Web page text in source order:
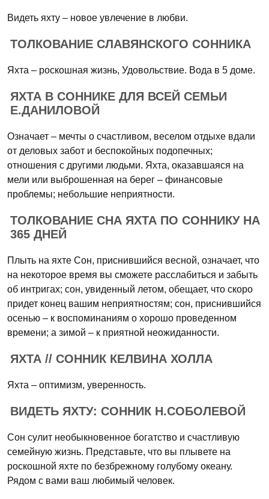
Видеть яхту – новое увлечение в любви.
ТОЛКОВАНИЕ СЛАВЯНСКОГО СОННИКА
Яхта – роскошная жизнь, Удовольствие. Вода в 5 доме.
ЯХТА В СОННИКЕ ДЛЯ ВСЕЙ СЕМЬИ
Е.ДАНИЛОВОЙ
Означает – мечты о счастливом, веселом отдыхе вдали
от деловых забот и беспокойных подопечных;
отношения с другими людьми. Яхта, оказавшаяся на
мели или выброшенная на берег – финансовые
проблемы; небольшие неприятности.
ТОЛКОВАНИЕ СНА ЯХТА ПО СОННИКУ НА
365 ДНЕЙ
Плыть на яхте Сон, приснившийся весной, означает, что
на некоторое время вы сможете расслабиться и забыть
об интригах; сон, увиденный летом, обещает, что скоро
придет конец вашим неприятностям; сон, приснившийся
осенью – к воспоминаниям о хорошо проведенном
времени; а зимой – к приятной неожиданности.
ЯХТА // СОННИК КЕЛВИНА ХОЛЛА
Яхта – оптимизм, уверенность.
ВИДЕТЬ ЯХТУ: СОННИК Н.СОБОЛЕВОЙ
Сон сулит необыкновенное богатство и счастливую
семейную жизнь. Представьте, что вы плывете на
роскошной яхте по безбрежному голубому океану.
Рядом с вами ваш любимый человек.